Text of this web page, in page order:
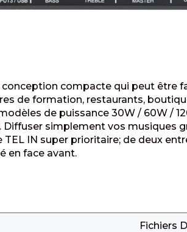
conception compacte qui peut être
de formation, restaurants,
de puissance 30W / 60W /
simplement vos musiques
IN super prioritaire; de deux
en face avant.
Fichiers